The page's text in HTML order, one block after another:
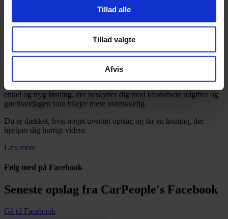
Tillad alle
Tillad valgte
Afvis
Læs mere
Bilgaranti i samarbejde med Fragus Group
CarPeople bilgaranti
Med CarPeople bilgaranti i samarbejde med Fragus Group, får du en
enkel og tryg løsning, der beskytter dig mod uforudsete udgifter og
gør hverdagen som bilejer mere overskuelig.
Du er dækket, hvis noget uventet opstår, og får en løsning, der
hjælper dig hurtigt videre.
Læs mere
Følg med på Facebook
Seneste opslag fra CarPeople's Facebook
Gå til Facebook